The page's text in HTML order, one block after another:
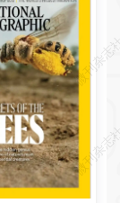
微刊杂
微刊杂